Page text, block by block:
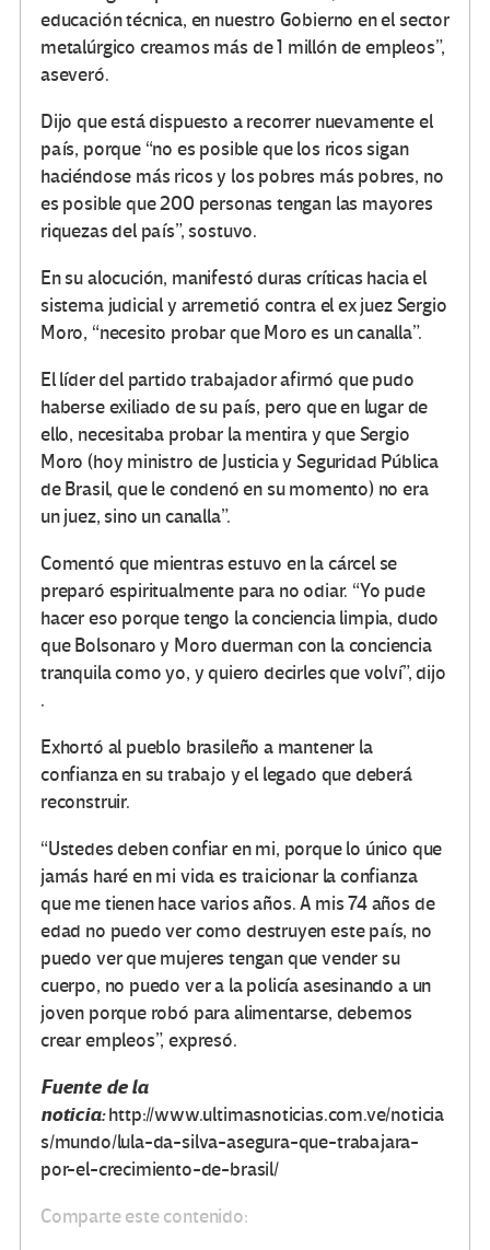
educación técnica, en nuestro Gobierno en el sector
metalúrgico creamos más de 1 millón de empleos”,
aseveró.
Dijo que está dispuesto a recorrer nuevamente el
país, porque “no es posible que los ricos sigan
haciéndose más ricos y los pobres más pobres, no
es posible que 200 personas tengan las mayores
riquezas del país”, sostuvo.
En su alocución, manifestó duras críticas hacia el
sistema judicial y arremetió contra el ex juez Sergio
Moro, “necesito probar que Moro es un canalla”.
El líder del partido trabajador afirmó que pudo
haberse exiliado de su país, pero que en lugar de
ello, necesitaba probar la mentira y que Sergio
Moro (hoy ministro de Justicia y Seguridad Pública
de Brasil, que le condenó en su momento) no era
un juez, sino un canalla”.
Comentó que mientras estuvo en la cárcel se
preparó espiritualmente para no odiar. “Yo pude
hacer eso porque tengo la conciencia limpia, dudo
que Bolsonaro y Moro duerman con la conciencia
tranquila como yo, y quiero decirles que volví”, dijo
.
Exhortó al pueblo brasileño a mantener la
confianza en su trabajo y el legado que deberá
reconstruir.
“Ustedes deben confiar en mi, porque lo único que
jamás haré en mi vida es traicionar la confianza
que me tienen hace varios años. A mis 74 años de
edad no puedo ver como destruyen este país, no
puedo ver que mujeres tengan que vender su
cuerpo, no puedo ver a la policía asesinando a un
joven porque robó para alimentarse, debemos
crear empleos”, expresó.
Fuente de la
noticia:http://www.ultimasnoticias.com.ve/noticia
s/mundo/lula-da-silva-asegura-que-trabajara-
por-el-crecimiento-de-brasil/
Comparte este contenido: